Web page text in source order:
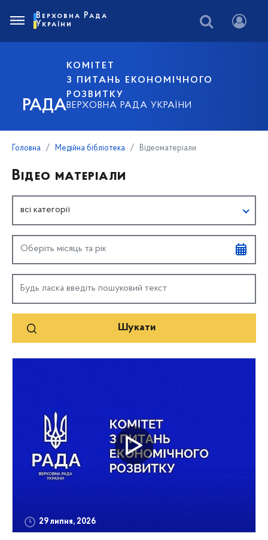
РАДА
КОМІТЕТ
З ПИТАНЬ ЕКОНОМІЧНОГО
РОЗВИТКУ
ВЕРХОВНА РАДА УКРАЇНИ
Верховна Рада
України
Головна Медійна бібліотека Відеоматеріали
Відео матеріали
всі категорії
29 липня, 2026